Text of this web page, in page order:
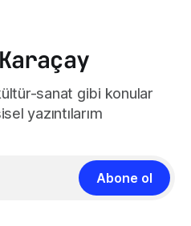
sanat gibi konular
yazıntılarım
Abone ol